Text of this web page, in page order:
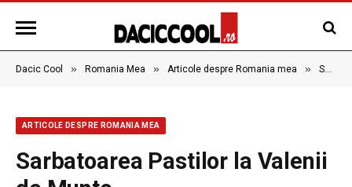
Dacic Cool » Romania Mea » Articole despre Romania mea » Sarbatoarea Pastilor la Valenii de Munte
ARTICOLE DESPRE ROMANIA MEA
Sarbatoarea Pastilor la Valenii